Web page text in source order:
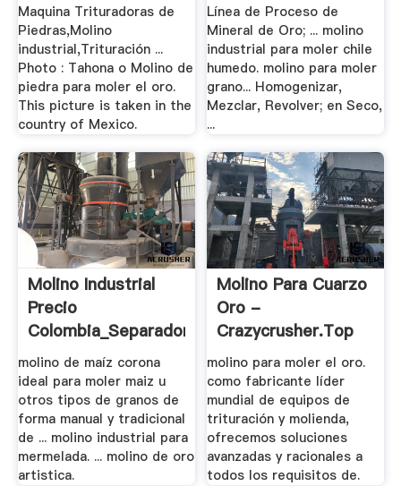
Maquina Trituradoras de
Piedras,Molino
industrial,Trituración ...
Photo : Tahona o Molino de
piedra para moler el oro.
This picture is taken in the
country of Mexico.
Línea de Proceso de
Mineral de Oro; ... molino
industrial para moler chile
humedo. molino para moler
grano... Homogenizar,
Mezclar, Revolver; en Seco,
...
Molino Industrial
Precio
Colombia_Separador
.
molino de maíz corona
ideal para moler maiz u
otros tipos de granos de
forma manual y tradicional
de ... molino industrial para
mermelada. ... molino de oro
artistica.
Molino Para Cuarzo
Oro -
Crazycrusher.top
molino para moler el oro.
como fabricante líder
mundial de equipos de
trituración y molienda,
ofrecemos soluciones
avanzadas y racionales a
todos los requisitos de.